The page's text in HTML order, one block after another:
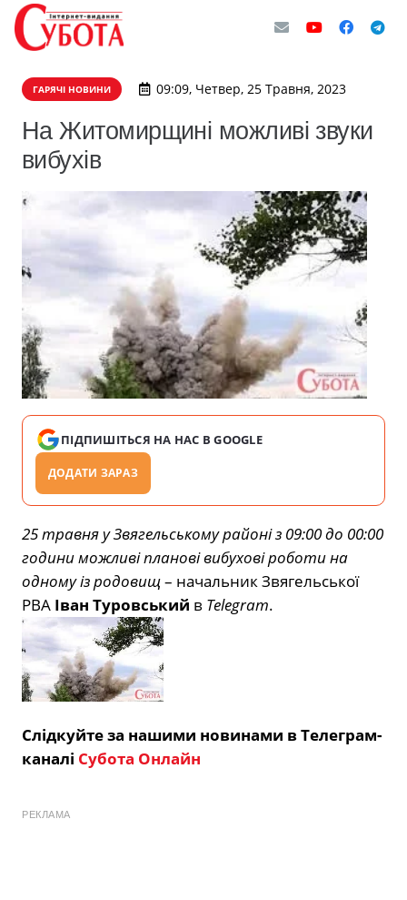
ГАРЯЧІ НОВИНИ 09:09, Четвер, 25 Травня, 2023
На Житомирщині можливі звуки
вибухів
ПІДПИШІТЬСЯ НА НАС В GOOGLE
ДОДАТИ ЗАРАЗ
25 травня у Звягельському районі з 09:00 до 00:00
години можливі планові вибухові роботи на
одному із родовищ– начальник Звягельської
РВА Іван Туровський в Telegram.
Слідкуйте за нашими новинами в Телеграм-
каналі Субота Онлайн
РЕКЛАМА